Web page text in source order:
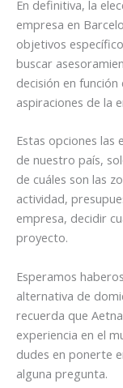
En definitiva, la
empresa en
objetivos
buscar
decisión en
aspiraciones de la
Estas opciones las
de nuestro país,
de cuáles son las
actividad,
empresa, decidir
proyecto.
Esperamos
alternativa de
recuerda que
experiencia en el
dudes en ponerte
alguna pregunta.